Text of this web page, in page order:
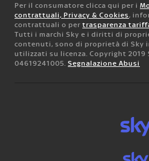
Per il consumatore clicca qui per i
contrattuali, Privacy & Cookies,
contrattuali o per trasparenza
Tutti i marchi Sky e i diritti di
contenuti, sono di proprietà di Sky
utilizzati su licenza. Copyright 2019
04619241005. Segnalazione Abusi